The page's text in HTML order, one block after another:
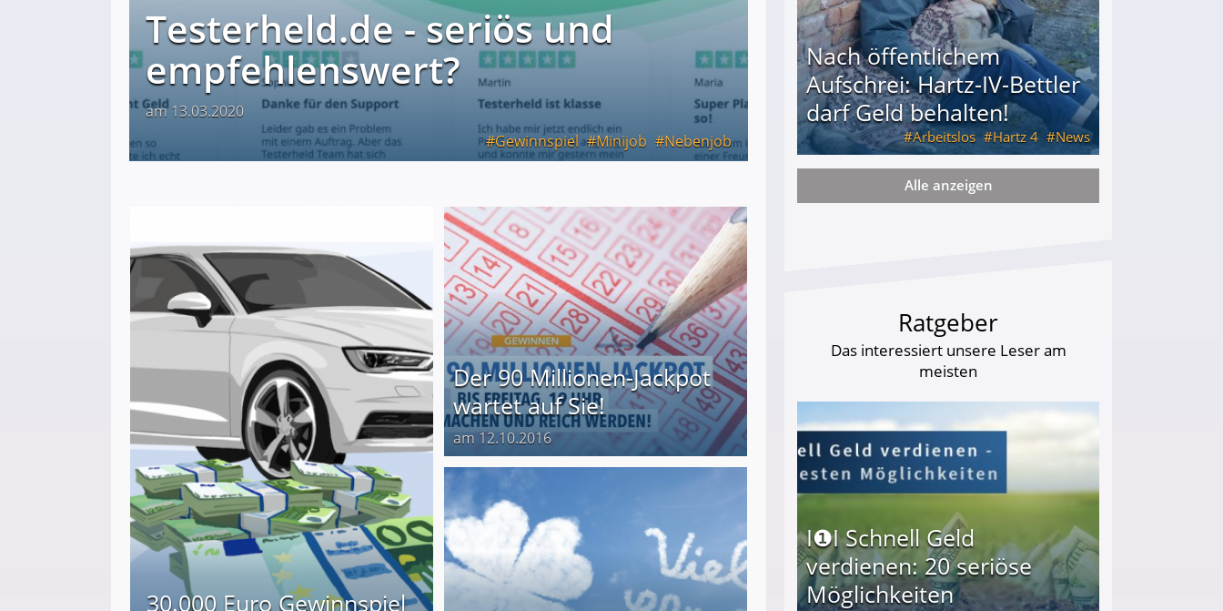
Testerheld.de - seriös und
empfehlenswert?
am 13.03.2020
Gewinnspiel
Minijob Nebenjob
30.000 Euro Gewinnspiel
Der 90 Millionen-Jackpot
wartet auf Sie!
am 12.10.2016
Nach öffentlichem
Aufschrei: Hartz-IV-Bettler
darf Geld behalten!
Arbeitslos Hartz 4 News
Nach öffentlichem Aufschrei: Hartz-IV-Bettler darf Geld behalten!
Alle anzeigen
Ratgeber
Das interessiert unsere Leser am
meisten
I❶I Schnell Geld
verdienen: 20 seriöse
Möglichkeiten